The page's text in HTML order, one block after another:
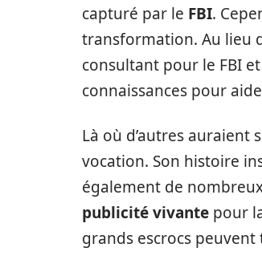
capturé par le FBI.
transformation. Au lieu
consultant pour le FBI
connaissances pour
Là où d’autres auraient
vocation. Son histoire
également de
publicité vivante pour
grands escrocs